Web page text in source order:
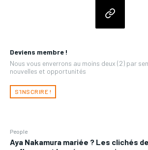
Deviens membre !
Nous vous enverrons au moins deux (2) par
nouvelles et opportunités
S'INSCRIRE !
People
Aya Nakamura mariée ? Les clichés